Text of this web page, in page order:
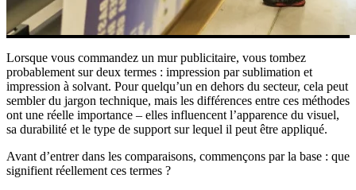
Lorsque vous commandez un mur publicitaire, vous tombez
probablement sur deux termes : impression par sublimation et
impression à solvant. Pour quelqu’un en dehors du secteur, cela peut
sembler du jargon technique, mais les différences entre ces méthodes
ont une réelle importance – elles influencent l’apparence du visuel,
sa durabilité et le type de support sur lequel il peut être appliqué.
Avant d’entrer dans les comparaisons, commençons par la base : que
signifient réellement ces termes ?